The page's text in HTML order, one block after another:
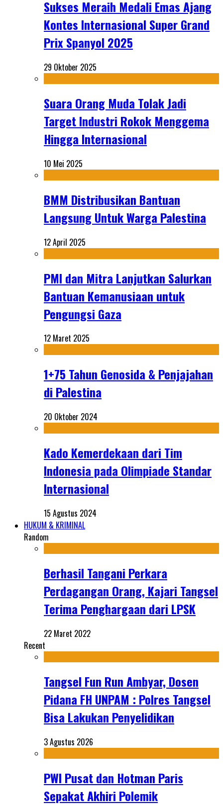
Sukses Meraih Medali Emas Ajang
Kontes Internasional Super Grand
Prix Spanyol 2025
29 Oktober 2025
Suara Orang Muda Tolak Jadi
Target Industri Rokok Menggema
Hingga Internasional
10 Mei 2025
BMM Distribusikan Bantuan
Langsung Untuk Warga Palestina
12 April 2025
PMI dan Mitra Lanjutkan Salurkan
Bantuan Kemanusiaan untuk
Pengungsi Gaza
12 Maret 2025
1+75 Tahun Genosida & Penjajahan
di Palestina
20 Oktober 2024
Kado Kemerdekaan dari Tim
Indonesia pada Olimpiade Standar
Internasional
15 Agustus 2024
HUKUM & KRIMINAL
Random
Berhasil Tangani Perkara
Perdagangan Orang, Kajari Tangsel
Terima Penghargaan dari LPSK
22 Maret 2022
Recent
Tangsel Fun Run Ambyar, Dosen
Pidana FH UNPAM : Polres Tangsel
Bisa Lakukan Penyelidikan
3 Agustus 2026
PWI Pusat dan Hotman Paris
Sepakat Akhiri Polemik